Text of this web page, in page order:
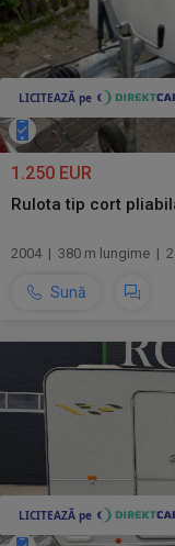
1.250 EUR
Rulota tip cort
2004 | 380 m lungime |
Sună